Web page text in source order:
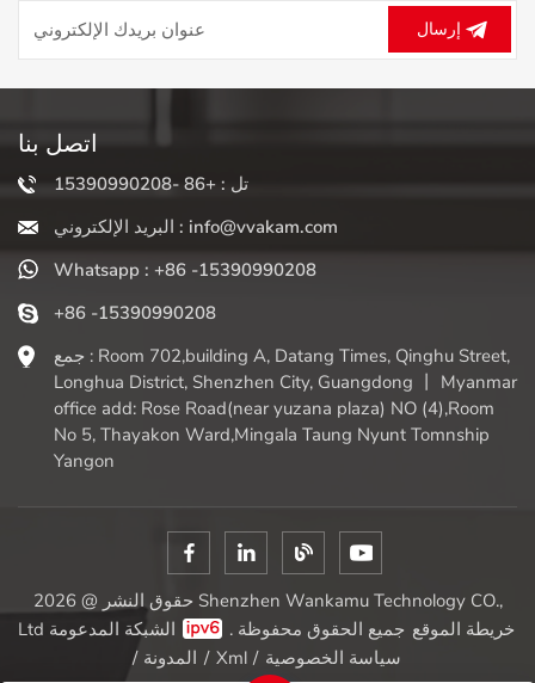
إرسال
اتصل بنا
تل : +86 -15390990208
البريد الإلكتروني : info@vvakam.com
Whatsapp : +86 -15390990208
+86 -15390990208
جمع : Room 702,building A, Datang Times, Qinghu Street,
Longhua District, Shenzhen City, Guangdong 丨 Myanmar
office add: Rose Road(near yuzana plaza) NO (4),Room
No 5, Thayakon Ward,Mingala Taung Nyunt Tomnship
Yangon
حقوق النشر @ 2026 Shenzhen Wankamu Technology CO.,
Ltd جميع الحقوق محفوظة . خريطة الموقع
/ المدونة / Xml / سياسة الخصوصية